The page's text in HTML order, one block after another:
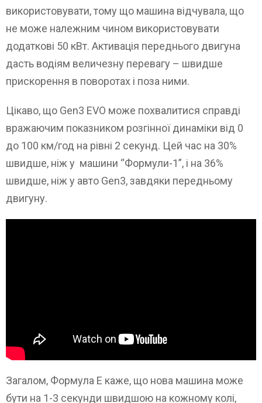
використовувати, тому що машина відчувала, що
не може належним чином використовувати
додаткові 50 кВт. Активація переднього двигуна
дасть водіям величезну перевагу – швидше
прискорення в поворотах і поза ними.
Цікаво, що Gen3 EVO може похвалитися справді
вражаючим показником розгінної динаміки від 0
до 100 км/год на рівні 2 секунд. Цей час на 30%
швидше, ніж у машини “Формули-1”, і на 36%
швидше, ніж у авто Gen3, завдяки передньому
двигуну.
Загалом, Формула E каже, що нова машина може
бути на 1-3 секунди швидшою на кожному колі,